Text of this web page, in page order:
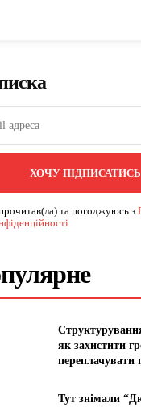
ХОЧУ ПІДПИСАТИСЬ
та погоджуюсь з
як захистити
переплачувати
Тут знімали